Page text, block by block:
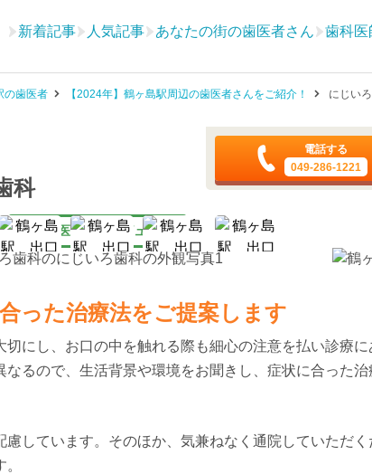
新着記事 人気記事 あなたの街の歯医者さん 歯科医
の歯医者 【2024年】鶴ヶ島駅周辺の歯医者さんをご紹介！ にじい
科
医師インタビュー
電話する
049-286-1221
った治療法をご提案します
にし、お口の中を触れる際も細心の注意を払い診療に
るので、生活背景や環境をお聞きし、症状に合った治
しています。そのほか、気兼ねなく通院していただく